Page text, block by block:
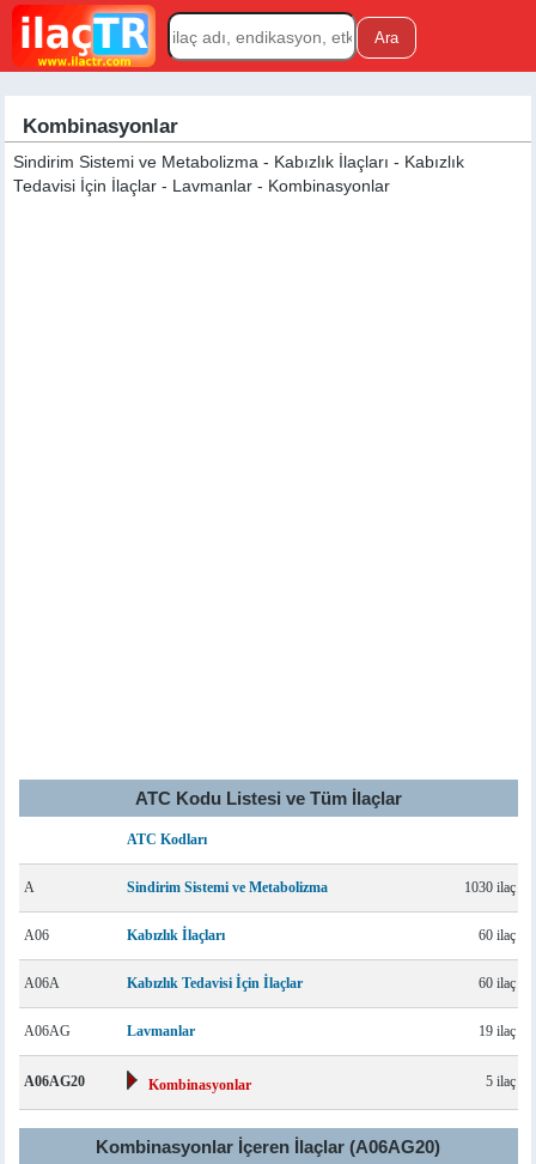
Kombinasyonlar
Sindirim Sistemi ve Metabolizma - Kabızlık İlaçları - Kabızlık
Tedavisi İçin İlaçlar - Lavmanlar - Kombinasyonlar
ATC Kodu Listesi ve Tüm İlaçlar
ATC Kodları
A Sindirim Sistemi ve Metabolizma 1030 ilaç
A06 Kabızlık İlaçları 60 ilaç
A06A Kabızlık Tedavisi İçin İlaçlar 60 ilaç
A06AG Lavmanlar 19 ilaç
A06AG20 Kombinasyonlar 5 ilaç
Kombinasyonlar İçeren İlaçlar (A06AG20)